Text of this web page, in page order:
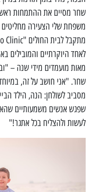
שחר מסיים את ההתמחות
משפחת שלי הצעירה
לאחד היוקרתיים והמובילים
מאות מועמדים מידי שנה –
שחר. "אני חושב על זה,
מסביב לשולחן: הנה, הילד
שפגש אנשים משמעותיים
לעשות ולהצליח בכל אתגר!"